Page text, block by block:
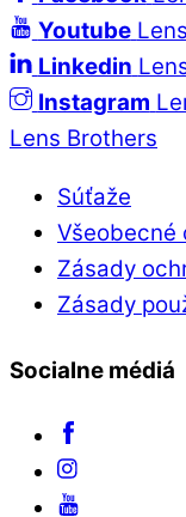
Youtube
Linkedin
Instagram
Lens Brothers
Súťaže
Všeobecné
Zásady
Zásady
Socialne médiá